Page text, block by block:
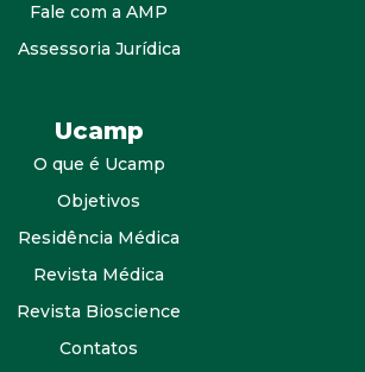
Fale com a AMP
Assessoria Jurídica
Ucamp
O que é Ucamp
Objetivos
Residência Médica
Revista Médica
Revista Bioscience
Contatos